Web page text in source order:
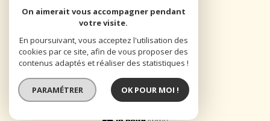
SE CONNECTER
Espace propriétaire
réalisé par
On aimerait vous accompagner pendant
votre visite.
En poursuivant, vous acceptez l'utilisation des
cookies par ce site, afin de vous proposer des
contenus adaptés et réaliser des statistiques !
PARAMÉTRER OK POUR MOI !